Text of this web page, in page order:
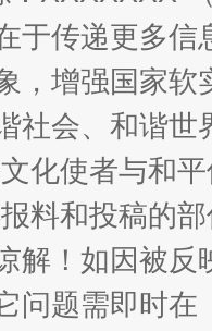
如何以
于传递更多
，增强国家
社会、和谐
化使者与和
料和投稿的
解！如因被
问题需即时在